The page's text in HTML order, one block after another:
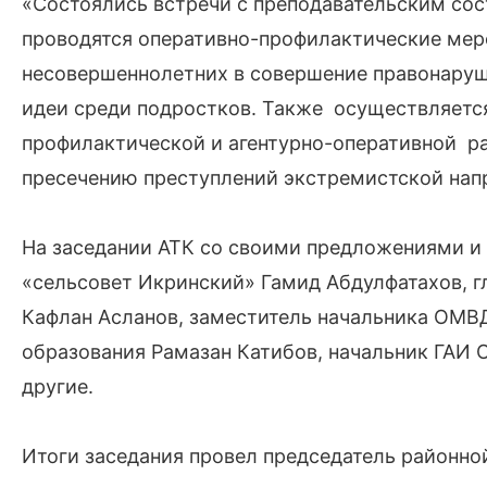
проводятся оперативно-профилактические
несовершеннолетних в совершение
идеи среди подростков. Также
профилактической и агентурно-оперативной
пресечению преступлений экстремистской
На заседании АТК со своими предложениями
«сельсовет Икринский» Гамид Абдулфатахов,
Кафлан Асланов, заместитель начальника
образования Рамазан Катибов, начальник
другие.
Итоги заседания провел председатель